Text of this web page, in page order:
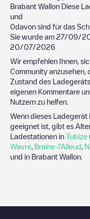
Brabant Wallon Diese
und
0davon sind für das
Sie wurde am 27/09/
20/07/2026
Wir empfehlen Ihnen,
Community anzusehen,
Zustand des
eigenen Kommentare
Nutzern zu helfen.
Wenn dieses Ladegerät
geeignet ist, gibt es
Ladestationen in Tubize
Wavre Braine-l'Alleud
und in Brabant Wallon